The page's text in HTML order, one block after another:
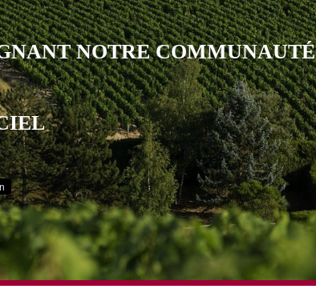
NOTRE COMMUNAUTÉ